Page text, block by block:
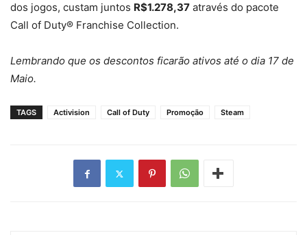
dos jogos, custam juntos R$1.278,37 através do pacote
Call of Duty® Franchise Collection.
Lembrando que os descontos ficarão ativos até o dia 17 de
Maio.
TAGS Activision Call of Duty Promoção Steam